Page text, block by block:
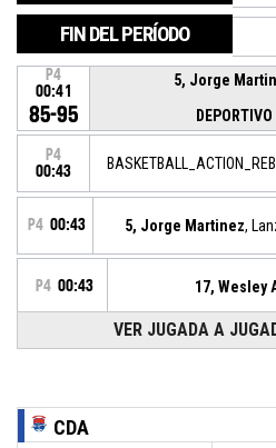
FIN DEL PERÍODO
P4
00:41
85-95
5, Jorge
P4
00:43
P4 00:43 5, Jorge Martinez,
P4 00:43 17, Wesley
P4 00:43 3, Tobias
P4 00:43 5,
VER JUGADA A
CDA